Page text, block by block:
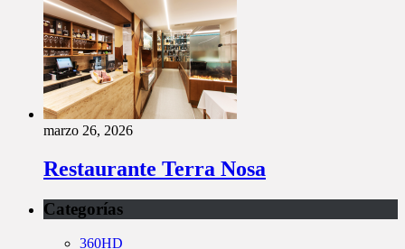
marzo 26, 2026
Restaurante Terra Nosa
Categorías
360HD